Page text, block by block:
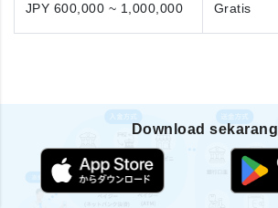
JPY 600,000 ~ 1,000,000 Gratis
Download sekarang